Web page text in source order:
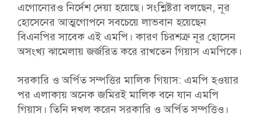
এগোনোরও নির্দেশ দেয়া হয়েছে। সংশ্লিষ্টরা বলছেন, নূর
হোসেনের আত্মগোপনে সবচেয়ে লাভবান হয়েছেন
বিএনপির সাবেক এই এমপি। কারণ চিরশত্রু নূর হোসেন
অসংখ্য ঝামেলায় জর্জরিত করে রাখতেন গিয়াস এমপিকে।
সরকারি ও অর্পিত সম্পত্তির মালিক গিয়াস: এমপি হওয়ার
পর এলাকায় অনেক জমিরই মালিক বনে যান এমপি
গিয়াস। তিনি দখল করেন সরকারি ও অর্পিত সম্পত্তিও।